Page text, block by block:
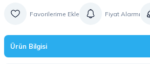
Fiyat Alarmı
Ürün Bilgisi